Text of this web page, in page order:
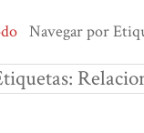
Navegar por